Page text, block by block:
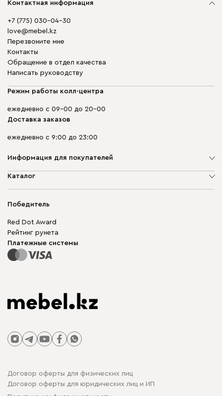
Контактная информация
+7 (775) 030-04-30
love@mebel.kz
Перезвоните мне
Контакты
Обращение в отдел качества
Написать руководству
Режим работы колл-центра
ежедневно с 09-00 до 20-00
Доставка заказов
ежедневно с 9:00 до 23:00
Информация для покупателей
О компании
Гарантия
Для бизнеса
Карта сайта
Каталог
Корпусная мебель
Модульная мебель
Столы и стулья
Победитель
Red Dot Award
Рейтинг рунета
Платежные системы
Договор оферты для физических лиц
Договор оферты для юридических лиц и ИП